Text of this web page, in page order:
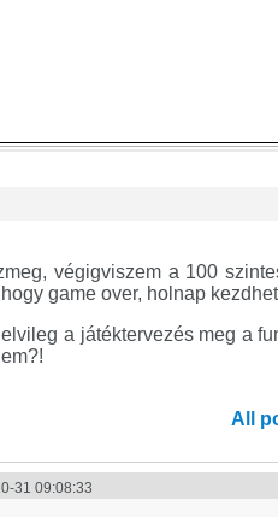
végigviszem a 100
game over, holnap
a játéktervezés meg a
All
31 09:08:33